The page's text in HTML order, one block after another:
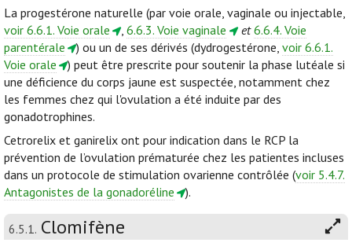
La progestérone naturelle (par voie orale, vaginale ou injectable,
voir 6.6.1. Voie orale
,6.6.3. Voie vaginale et 6.6.4. Voie
parentérale
) ou un de ses dérivés (dydrogestérone,voir 6.6.1.
Voie orale
) peut être prescrite pour soutenir la phase lutéale si
une déficience du corps jaune est suspectée, notamment chez
les femmes chez qui l'ovulation a été induite par des
gonadotrophines.
Cetrorelix et ganirelix ont pour indication dans le RCP la
prévention de l’ovulation prématurée chez les patientes incluses
dans un protocole de stimulation ovarienne contrôlée (voir 5.4.7.
Antagonistes de la gonadoréline
).
6.5.1. Clomifène